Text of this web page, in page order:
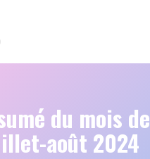
du mois de
août 2024